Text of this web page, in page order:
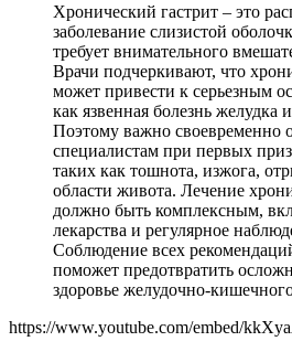
Хронический гастрит – это
заболевание слизистой
требует внимательного
Врачи подчеркивают, что
может привести к серьезным
как язвенная болезнь желудка
Поэтому важно своевременно
специалистам при первых
таких как тошнота, изжога,
области живота. Лечение
должно быть комплексным,
лекарства и регулярное
Соблюдение всех
поможет предотвратить
здоровье желудочно-
https://www.youtube.com/embed/